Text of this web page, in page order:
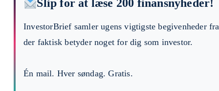
Slip for at læse 200 finansnyheder!
InvestorBrief samler ugens vigtigste begivenheder
der faktisk betyder noget for dig som investor.
Én mail. Hver søndag. Gratis.